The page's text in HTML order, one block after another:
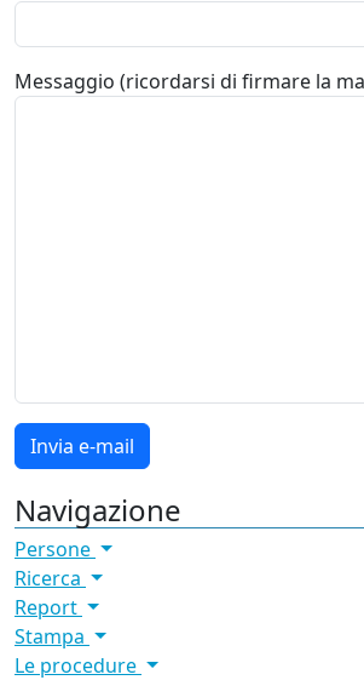
Messaggio (ricordarsi di firmare la
Navigazione
Persone
Ricerca
Report
Stampa
Le procedure